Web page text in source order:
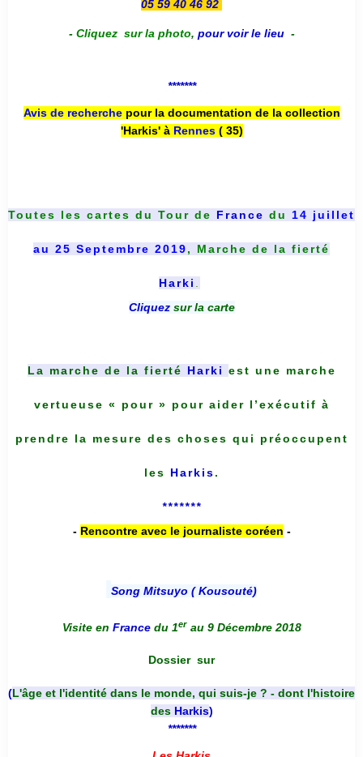
05 59 40 46 92
- Cliquez sur la photo, pour voir le lieu -
*******
Avis de recherche pour la documentation de la collection
'Harkis' à Rennes( 35)
Toutes les cartes du Tour de France du 14 juillet
au 25 Septembre 2019, Marche de la fierté
Harki .
Cliquez sur la carte
La marche de la fierté Harki est une marche
vertueuse « pour » pour aider l’exécutif à
prendre la mesure des choses qui préoccupent
les Harkis.
*******
- Rencontre avec le journaliste coréen -
Song Mitsuyo ( Kousouté)
Visite en France du 1er au 9 Décembre 2018
Dossier sur
(L'âge et l'identité dans le monde, qui suis-je ? - dont l'histoire
des Harkis)
*******